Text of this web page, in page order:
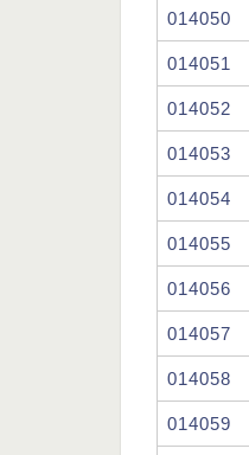
014050
014051
014052
014053
014054
014055
014056
014057
014058
014059